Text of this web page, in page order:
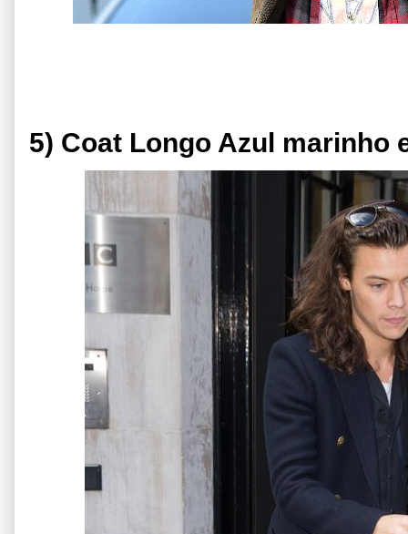
5) Coat Longo Azul marinho